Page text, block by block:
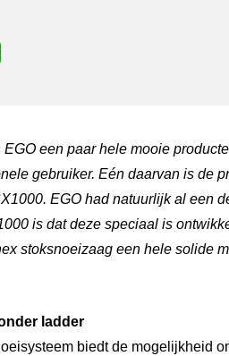
een paar hele mooie
gebruiker. Eén daarvan is de
EGO had natuurlijk al een
is dat deze speciaal is
stoksnoeizaag een hele solide
ladder
biedt de mogelijkheid